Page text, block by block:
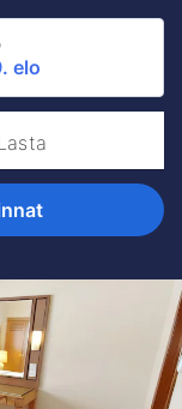
elo